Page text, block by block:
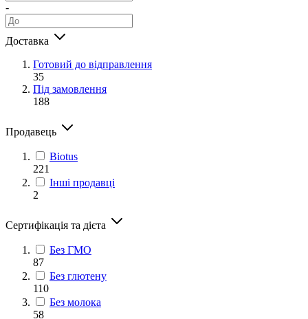
-
Доставка
Готовий до відправлення
35
Під замовлення
188
Продавець
Biotus
221
Інші продавці
2
Сертифікація та дієта
Без ГМО
87
Без глютену
110
Без молока
58